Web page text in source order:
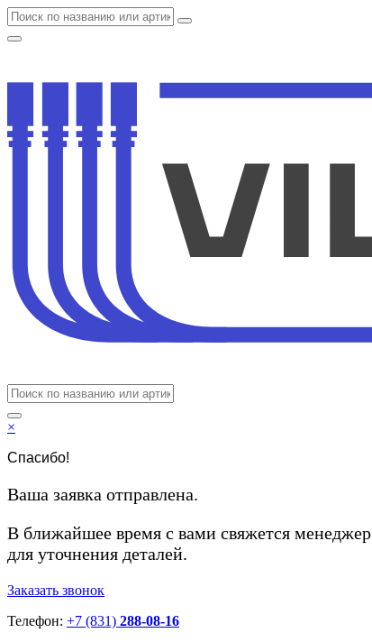
×
Спасибо!
Ваша заявка отправлена.
В ближайшее время с вами свяжется менеджер
для уточнения деталей.
Заказать звонок
Телефон: +7 (831) 288-08-16